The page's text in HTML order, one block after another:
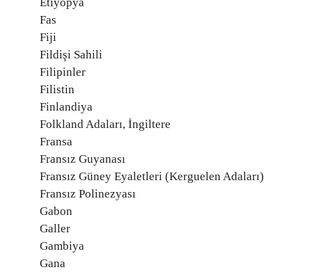
Fas
Fiji
Fildişi Sahili
Filipinler
Filistin
Finlandiya
Folkland Adaları, İngiltere
Fransa
Fransız Guyanası
Fransız Güney Eyaletleri (Kerguelen Adaları)
Fransız Polinezyası
Gabon
Galler
Gambiya
Gana